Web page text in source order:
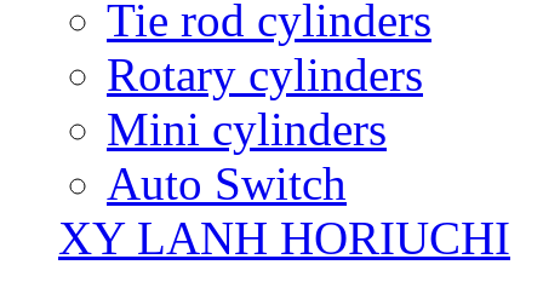
Tie rod cylinders
Rotary cylinders
Mini cylinders
Auto Switch
XY LANH HORIUCHI